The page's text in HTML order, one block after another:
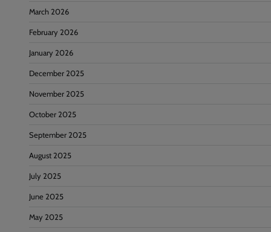
March 2026
February 2026
January 2026
December 2025
November 2025
October 2025
September 2025
August 2025
July 2025
June 2025
May 2025